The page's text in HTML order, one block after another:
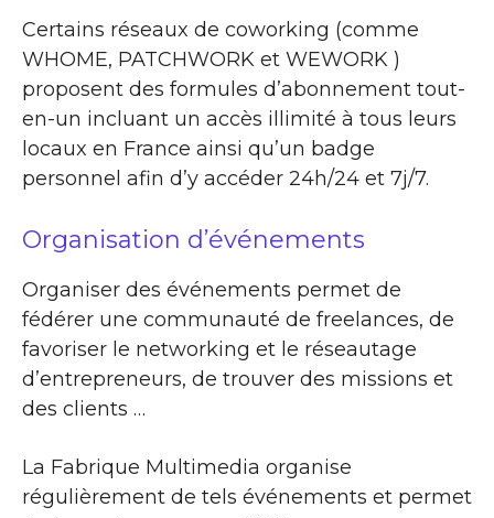
Certains réseaux de coworking (comme
WHOME, PATCHWORK et WEWORK )
proposent des formules d’abonnement tout-
en-un incluant un accès illimité à tous leurs
locaux en France ainsi qu’un badge
personnel afin d’y accéder 24h/24 et 7j/7.
Organisation d’événements
Organiser des événements permet de
fédérer une communauté de freelances, de
favoriser le networking et le réseautage
d’entrepreneurs, de trouver des missions et
des clients …
La Fabrique Multimedia organise
régulièrement de tels événements et permet